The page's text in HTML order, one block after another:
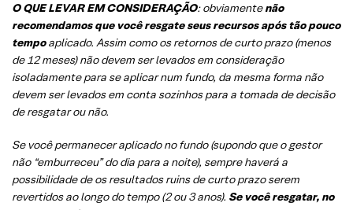
O QUE LEVAR EM CONSIDERAÇÃO: obviamentenão
recomendamos que você resgate seus recursos após tão pouco
tempoaplicado. Assim como os retornos de curto prazo (menos
de 12 meses) não devem ser levados em consideração
isoladamente para se aplicar num fundo, da mesma forma não
devem ser levados em conta sozinhos para a tomada de decisão
de resgatar ou não.
Se você permanecer aplicado no fundo (supondo que o gestor
não “emburreceu” do dia para a noite), sempre haverá a
possibilidade de os resultados ruins de curto prazo serem
revertidos ao longo do tempo (2 ou 3 anos). Se você resgatar, no